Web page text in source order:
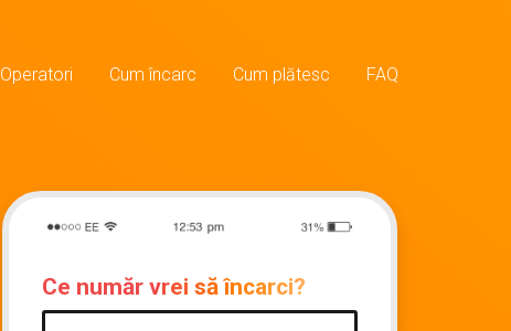
Operatori Cum încarc Cum plătesc FAQ
Ce număr vrei să încarci?